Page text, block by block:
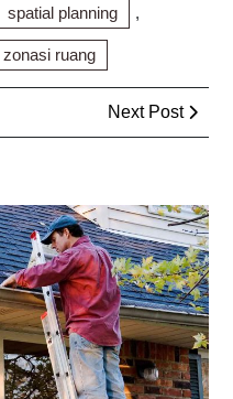
spatial planning ,
zonasi ruang
Next Post
Next
Post
dan